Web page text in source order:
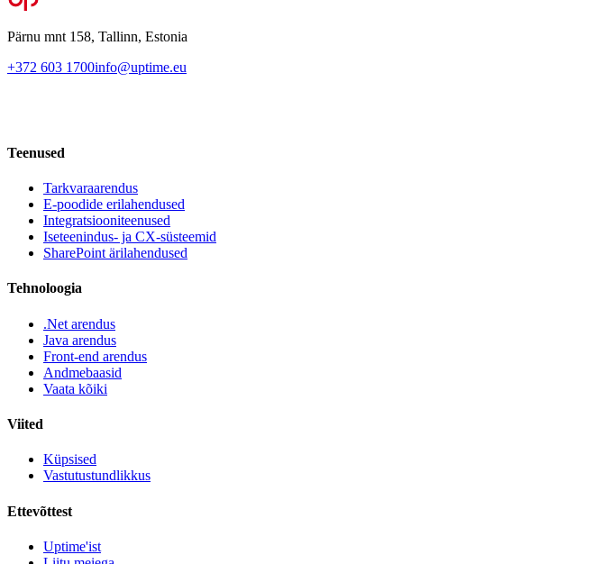
Pärnu mnt 158, Tallinn, Estonia
+372 603 1700info@uptime.eu
Teenused
Tarkvaraarendus
E-poodide erilahendused
Integratsiooniteenused
Iseteenindus- ja CX-süsteemid
SharePoint ärilahendused
Tehnoloogia
.Net arendus
Java arendus
Front-end arendus
Andmebaasid
Vaata kõiki
Viited
Küpsised
Vastutustundlikkus
Ettevõttest
Uptime'ist